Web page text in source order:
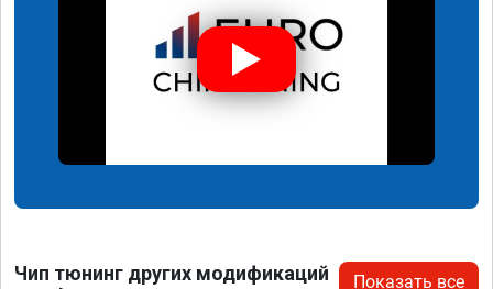
Чип тюнинг других модификаций
Показать все